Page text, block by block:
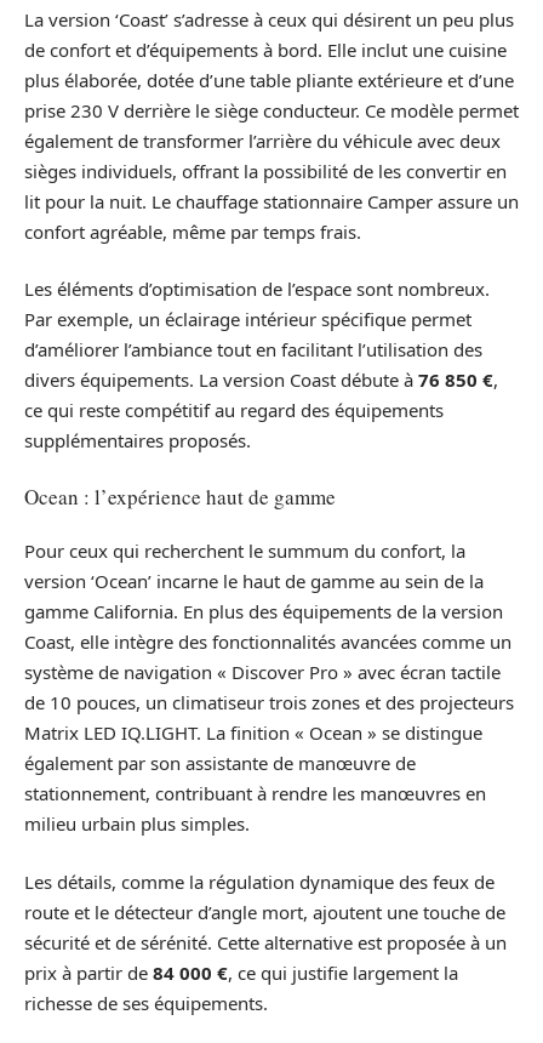
La version ‘Coast’ s’adresse à ceux qui désirent un peu plus
de confort et d’équipements à bord. Elle inclut une cuisine
plus élaborée, dotée d’une table pliante extérieure et d’une
prise 230 V derrière le siège conducteur. Ce modèle permet
également de transformer l’arrière du véhicule avec deux
sièges individuels, offrant la possibilité de les convertir en
lit pour la nuit. Le chauffage stationnaire Camper assure un
confort agréable, même par temps frais.
Les éléments d’optimisation de l’espace sont nombreux.
Par exemple, un éclairage intérieur spécifique permet
d’améliorer l’ambiance tout en facilitant l’utilisation des
divers équipements. La version Coast débute à 76 850 €,
ce qui reste compétitif au regard des équipements
supplémentaires proposés.
Ocean : l’expérience haut de gamme
Pour ceux qui recherchent le summum du confort, la
version ‘Ocean’ incarne le haut de gamme au sein de la
gamme California. En plus des équipements de la version
Coast, elle intègre des fonctionnalités avancées comme un
système de navigation « Discover Pro » avec écran tactile
de 10 pouces, un climatiseur trois zones et des projecteurs
Matrix LED IQ.LIGHT. La finition « Ocean » se distingue
également par son assistante de manœuvre de
stationnement, contribuant à rendre les manœuvres en
milieu urbain plus simples.
Les détails, comme la régulation dynamique des feux de
route et le détecteur d’angle mort, ajoutent une touche de
sécurité et de sérénité. Cette alternative est proposée à un
prix à partir de 84 000 €, ce qui justifie largement la
richesse de ses équipements.